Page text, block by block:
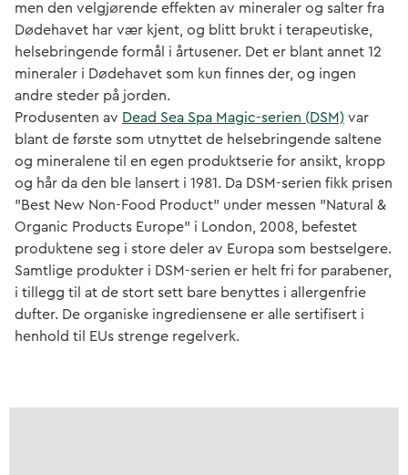
men den velgjørende effekten av mineraler og salter fra
Dødehavet har vær kjent, og blitt brukt i terapeutiske,
helsebringende formål i årtusener. Det er blant annet 12
mineraler i Dødehavet som kun finnes der, og ingen
andre steder på jorden.
Produsenten av Dead Sea Spa Magic-serien (DSM) var
blant de første som utnyttet de helsebringende saltene
og mineralene til en egen produktserie for ansikt, kropp
og hår da den ble lansert i 1981. Da DSM-serien fikk prisen
”Best New Non-Food Product” under messen ”Natural &
Organic Products Europe” i London, 2008, befestet
produktene seg i store deler av Europa som bestselgere.
Samtlige produkter i DSM-serien er helt fri for parabener,
i tillegg til at de stort sett bare benyttes i allergenfrie
dufter. De organiske ingrediensene er alle sertifisert i
henhold til EUs strenge regelverk.